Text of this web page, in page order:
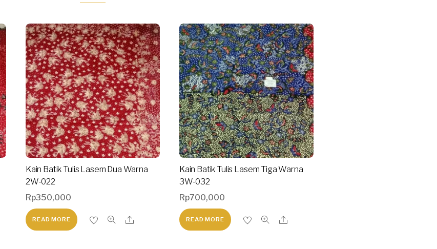
Kain Batik Tulis Lasem Dua Warna
2W-022
Rp350,000
READ MORE
Kain Batik Tulis Lasem Tiga Warna
3W-032
Rp700,000
READ MORE